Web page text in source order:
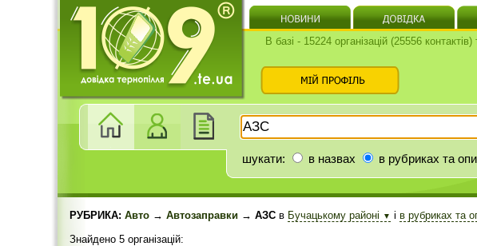
В базі - 15224 організацій (25556
шукати: в назвах в рубриках та
РУБРИКА: Авто → Автозаправки → АЗС в Бучацькому районі ▼ і в рубриках та
Знайдено 5 організацій: